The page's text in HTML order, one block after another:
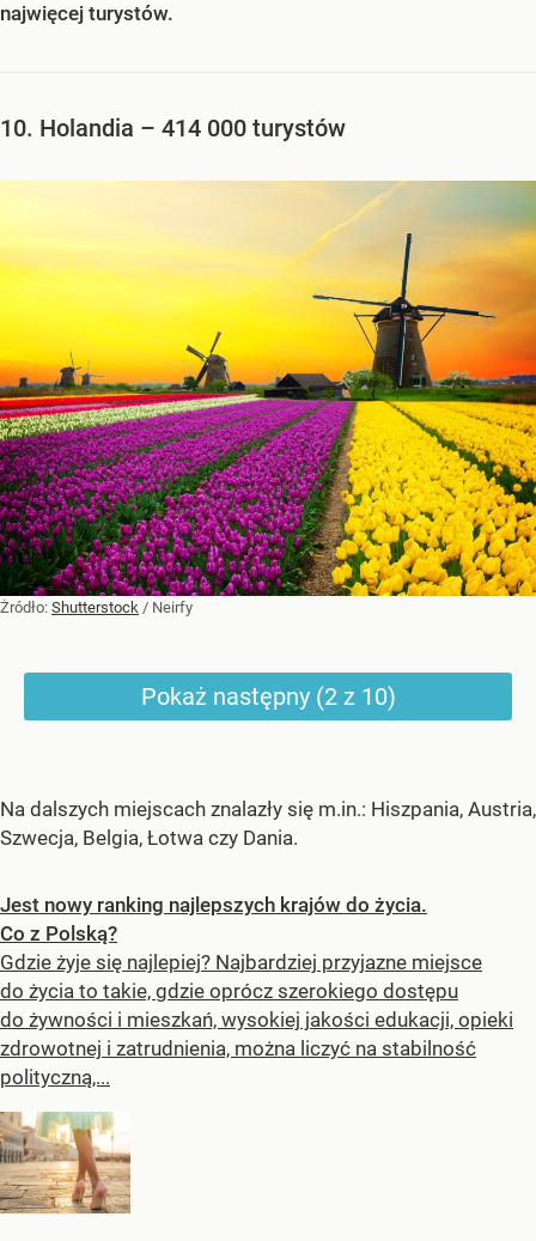
najwięcej turystów.
10. Holandia – 414 000 turystów
Żródło: Shutterstock / Neirfy
Pokaż następny (2 z 10)
Na dalszych miejscach znalazły się m.in.: Hiszpania, Austria,
Szwecja, Belgia, Łotwa czy Dania.
Jest nowy ranking najlepszych krajów do życia.
Co z Polską?
Gdzie żyje się najlepiej? Najbardziej przyjazne miejsce
do życia to takie, gdzie oprócz szerokiego dostępu
do żywności i mieszkań, wysokiej jakości edukacji, opieki
zdrowotnej i zatrudnienia, można liczyć na stabilność
polityczną,...